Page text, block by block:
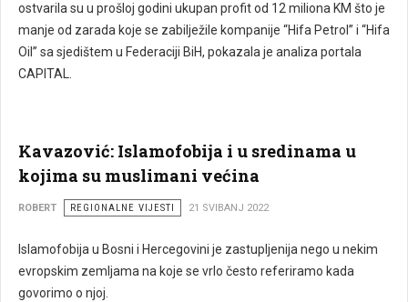
ostvarila su u prošloj godini ukupan profit od 12 miliona KM što je
manje od zarada koje se zabilježile kompanije “Hifa Petrol” i “Hifa
Oil” sa sjedištem u Federaciji BiH, pokazala je analiza portala
CAPITAL.
Kavazović: Islamofobija i u sredinama u
kojima su muslimani većina
ROBERT REGIONALNE VIJESTI 21 SVIBANJ 2022
Islamofobija u Bosni i Hercegovini je zastupljenija nego u nekim
evropskim zemljama na koje se vrlo često referiramo kada
govorimo o njoj.